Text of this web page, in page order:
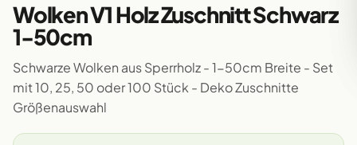
Wolken V1 Holz Zuschnitt Schwarz
1-50cm
Schwarze Wolken aus Sperrholz - 1-50cm Breite - Set
mit 10, 25, 50 oder 100 Stück - Deko Zuschnitte
Größenauswahl